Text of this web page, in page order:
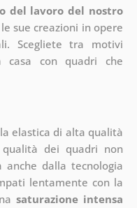
del lavoro del nostro
sue creazioni in opere
Scegliete tra motivi
con quadri che
elastica di alta qualità
dei quadri non
dalla tecnologia
lentamente con la
saturazione intensa